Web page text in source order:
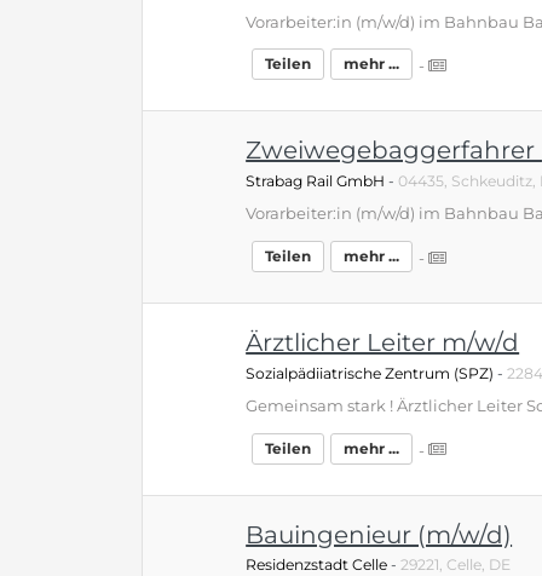
Teilen mehr ... -
Zweiwegebaggerfahrer
Strabag Rail GmbH- 04435, Schkeuditz,
Teilen mehr ... -
Ärztlicher Leiter m/w/d
Sozialpädiiatrische Zentrum (SPZ)-
Teilen mehr ... -
Bauingenieur (m/w/d)
Residenzstadt Celle-29221, Celle, DE